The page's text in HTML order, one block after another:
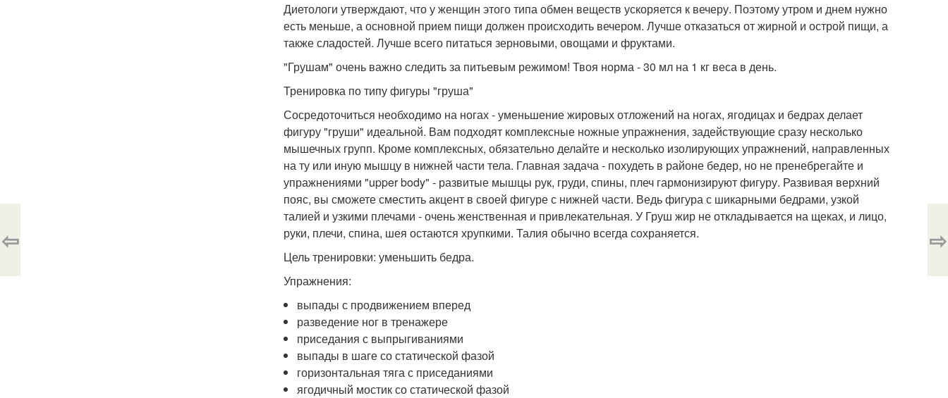
Диетологи утверждают, что у женщин этого типа обмен веществ ускоряется к вечеру. Поэтому утром и днем нужно
есть меньше, а основной прием пищи должен происходить вечером. Лучше отказаться от жирной и острой пищи, а
также сладостей. Лучше всего питаться зерновыми, овощами и фруктами.
"Грушам" очень важно следить за питьевым режимом! Твоя норма - 30 мл на 1 кг веса в день.
Тренировка по типу фигуры "груша"
Сосредоточиться необходимо на ногах - уменьшение жировых отложений на ногах, ягодицах и бедрах делает
фигуру "груши" идеальной. Вам подходят комплексные ножные упражнения, задействующие сразу несколько
мышечных групп. Кроме комплексных, обязательно делайте и несколько изолирующих упражнений, направленных
на ту или иную мышцу в нижней части тела. Главная задача - похудеть в районе бедер, но не пренебрегайте и
упражнениями "upper body" - развитые мышцы рук, груди, спины, плеч гармонизируют фигуру. Развивая верхний
пояс, вы сможете сместить акцент в своей фигуре с нижней части. Ведь фигура с шикарными бедрами, узкой
талией и узкими плечами - очень женственная и привлекательная. У Груш жир не откладывается на щеках, и лицо,
руки, плечи, спина, шея остаются хрупкими. Талия обычно всегда сохраняется.
Цель тренировки: уменьшить бедра.
Упражнения:
выпады с продвижением вперед
разведение ног в тренажере
приседания с выпрыгиваниями
выпады в шаге со статической фазой
горизонтальная тяга с приседаниями
ягодичный мостик со статической фазой
⇦ ⇨